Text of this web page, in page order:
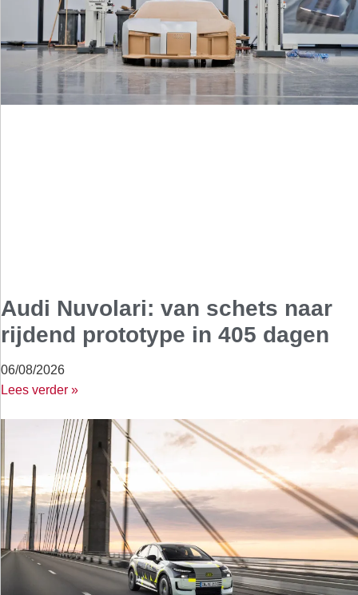
Audi Nuvolari: van schets naar
rijdend prototype in 405 dagen
06/08/2026
Lees verder »